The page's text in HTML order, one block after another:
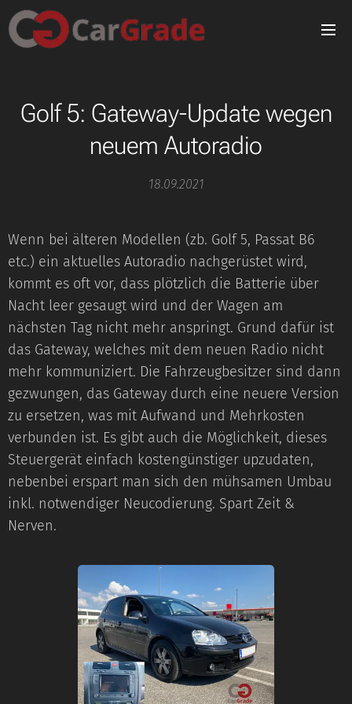
Golf 5: Gateway-Update wegen
neuem Autoradio
18.09.2021
Wenn bei älteren Modellen (zb. Golf 5, Passat B6
etc.) ein aktuelles Autoradio nachgerüstet wird,
kommt es oft vor, dass plötzlich die Batterie über
Nacht leer gesaugt wird und der Wagen am
nächsten Tag nicht mehr anspringt. Grund dafür ist
das Gateway, welches mit dem neuen Radio nicht
mehr kommuniziert. Die Fahrzeugbesitzer sind dann
gezwungen, das Gateway durch eine neuere Version
zu ersetzen, was mit Aufwand und Mehrkosten
verbunden ist. Es gibt auch die Möglichkeit, dieses
Steuergerät einfach kostengünstiger upzudaten,
nebenbei erspart man sich den mühsamen Umbau
inkl. notwendiger Neucodierung. Spart Zeit &
Nerven.